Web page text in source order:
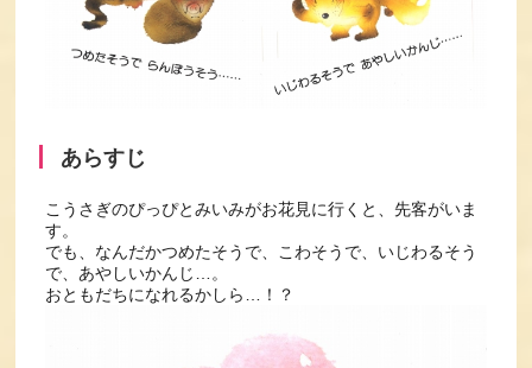
あらすじ
こうさぎのぴっぴとみいみがお花見に行くと、先客がいま
す。
でも、なんだかつめたそうで、こわそうで、いじわるそう
で、あやしいかんじ…。
おともだちになれるかしら…！？